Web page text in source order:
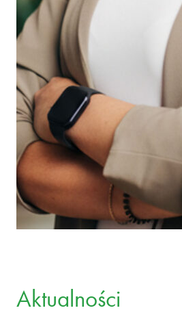
Aktualności